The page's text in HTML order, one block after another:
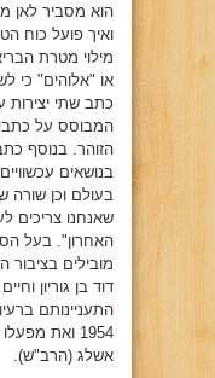
הוא מסביר לאן
ואיך פועל כוח
מילוי מטרת
או "אלוהים" כי
כתב שתי
המבוסס על
הזוהר. בנוסף
בנושאים
בעולם וכן שורה
שאנחנו צריכים
האחרון". בעל
מובילים
דוד בן גוריון
התעניינותם
1954 ואת
אשלג (הרב"ש).